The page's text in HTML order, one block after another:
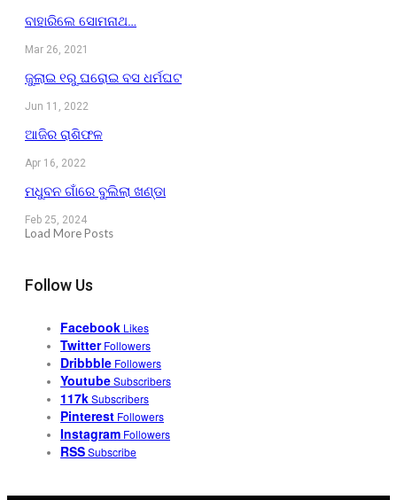
ବାହାରିଲେ ସୋମନାଥ…
Mar 26, 2021
ଜୁଲାଇ ୧ରୁ ଘରୋଇ ବସ ଧର୍ମଘଟ
Jun 11, 2022
ଆଜିର ରାଶିଫଳ
Apr 16, 2022
ମଧୁବନ ଗାଁରେ ବୁଲିଲା ଖଣ୍ଡା
Feb 25, 2024
Load More Posts
Follow Us
Facebook Likes
Twitter Followers
Dribbble Followers
YoutubeSubscribers
117kSubscribers
Pinterest Followers
Instagram Followers
RSSSubscribe